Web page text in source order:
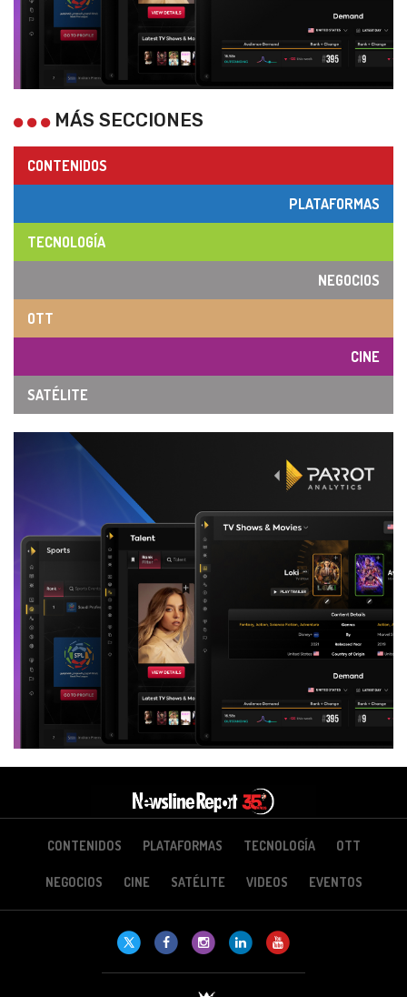
MÁS SECCIONES
CONTENIDOS
PLATAFORMAS
TECNOLOGÍA
NEGOCIOS
OTT
CINE
SATÉLITE
CONTENIDOS PLATAFORMAS TECNOLOGÍA OTT
NEGOCIOS CINE SATÉLITE VIDEOS EVENTOS